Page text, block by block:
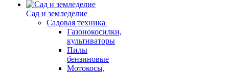
Сад и земледелие
Садовая техника
Газонокосилки,
культиваторы
Пилы
бензиновые
Мотокосы,